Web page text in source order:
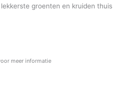
groenten en kruiden thuis
meer informatie